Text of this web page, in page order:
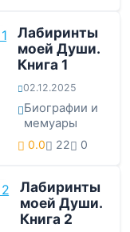
Лабиринты
моей Души.
Книга 1
02.12.2025
Биографии и
мемуары
0.0 22 0
Лабиринты
моей Души.
Книга 2